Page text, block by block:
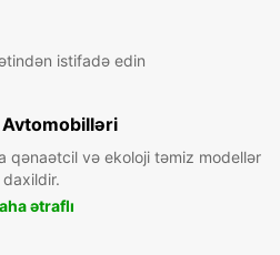
istifadə edin
qənaətcil və ekoloji təmiz modellər
daxildir.
ətraflı